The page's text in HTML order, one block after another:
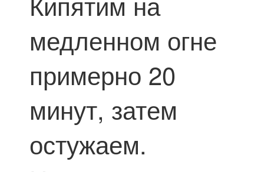
медленном огне
примерно 20
минут, затем
остужаем.